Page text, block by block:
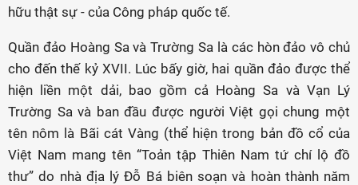
hữu thật sự - của Công pháp quốc tế.
Quần đảo Hoàng Sa và Trường Sa là các hòn đảo vô chủ
cho đến thế kỷ XVII. Lúc bấy giờ, hai quần đảo được thể
hiện liền một dải, bao gồm cả Hoàng Sa và Vạn Lý
Trường Sa và ban đầu được người Việt gọi chung một
tên nôm là Bãi cát Vàng (thể hiện trong bản đồ cổ của
Việt Nam mang tên “Toản tập Thiên Nam tứ chí lộ đồ
thư” do nhà địa lý Đỗ Bá biên soạn và hoàn thành năm